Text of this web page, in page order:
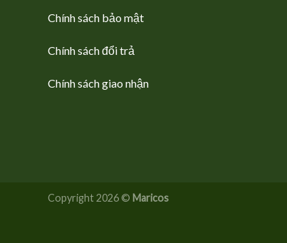
Chính sách bảo mật
Chính sách đổi trả
Chính sách giao nhận
Copyright 2026 © Maricos